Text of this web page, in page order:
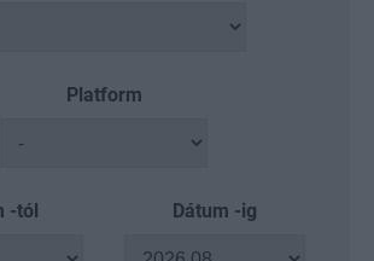
Platform
-tól Dátum -ig